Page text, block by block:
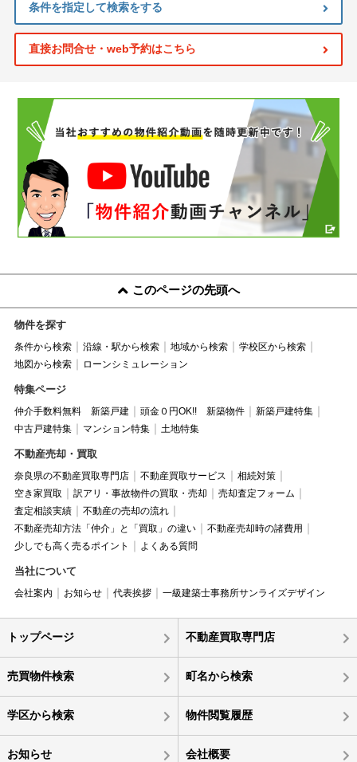
条件を指定して検索をする
直接お問合せ・web予約はこちら
このページの先頭へ
物件を探す
条件から検索 沿線・駅から検索 地域から検索
学校区から検索
地図から検索
ローンシミュレーション
特集ページ
仲介手数料無料 新築戸建 頭金０円OK!! 新築物件
新築戸建特集
中古戸建特集
マンション特集 土地特集
不動産売却・買取
奈良県の不動産買取専門店 不動産買取サービス
相続対策
空き家買取
訳アリ・事故物件の買取・売却
売却査定フォーム
査定相談実績
不動産の売却の流れ
不動産売却方法「仲介」と「買取」の違い
不動産売却時の諸費用
少しでも高く売るポイント
よくある質問
当社について
会社案内 お知らせ 代表挨拶 一級建築士事務所サンライズデザイン
トップページ 不動産買取専門店
売買物件検索 町名から検索
学区から検索 物件閲覧履歴
お知らせ 会社概要